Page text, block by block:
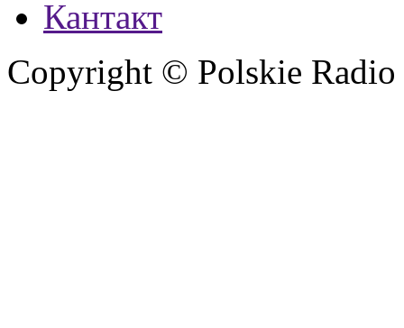
Кантакт
Copyright © Polskie